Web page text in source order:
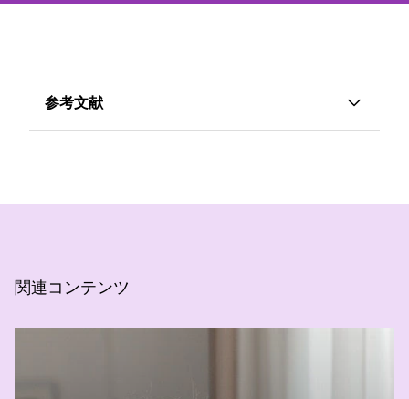
参考文献
バイオティクス を、プロバイオティクスと、プ
わせと定義している（Swanson, K. S. et al.
International Scientific Association for
関連コンテンツ